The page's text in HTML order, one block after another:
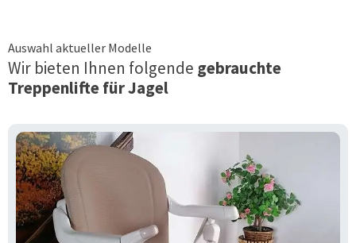
Auswahl aktueller Modelle
Wir bieten Ihnen folgende gebrauchte
Treppenlifte fürJagel